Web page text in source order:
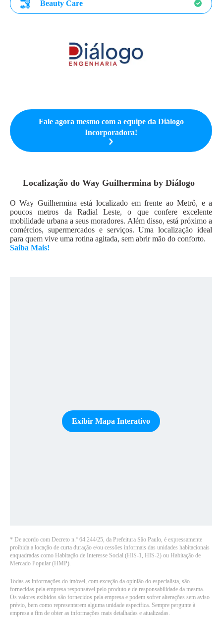
Beauty Care
Fale agora mesmo com a equipe da Diálogo
Incorporadora!
Localização do Way Guilhermina by Diálogo
O Way Guilhermina está localizado em frente ao Metrô, e a
poucos metros da Radial Leste, o que confere excelente
mobilidade urbana a seus moradores. Além disso, está próximo a
comércios, supermercados e serviços. Uma localização ideal
para quem vive uma rotina agitada, sem abrir mão do conforto.
Saiba Mais!
Exibir Mapa Interativo
* De acordo com Decreto n.º 64.244/25, da Prefeitura São Paulo, é expressamente
proibida a locação de curta duração e/ou cessões informais das unidades habitacionais
enquadradas como Habitação de Interesse Social (HIS-1, HIS-2) ou Habitação de
Mercado Popular (HMP)
Todas as informações do imóvel, com exceção da opinião do especialista, são
fornecidas pela empresa responsável pelo produto e de responsabilidade da mesma.
Os valores exibidos são fornecidos pela empresa e podem sofrer alterações sem aviso
prévio, bem como representarem alguma unidade específica. Sempre pergunte à
empresa a fim de obter as informações mais detalhadas e atualizadas.